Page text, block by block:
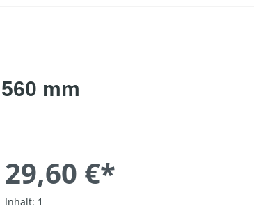
mm
29,60 €*
Inhalt: 1